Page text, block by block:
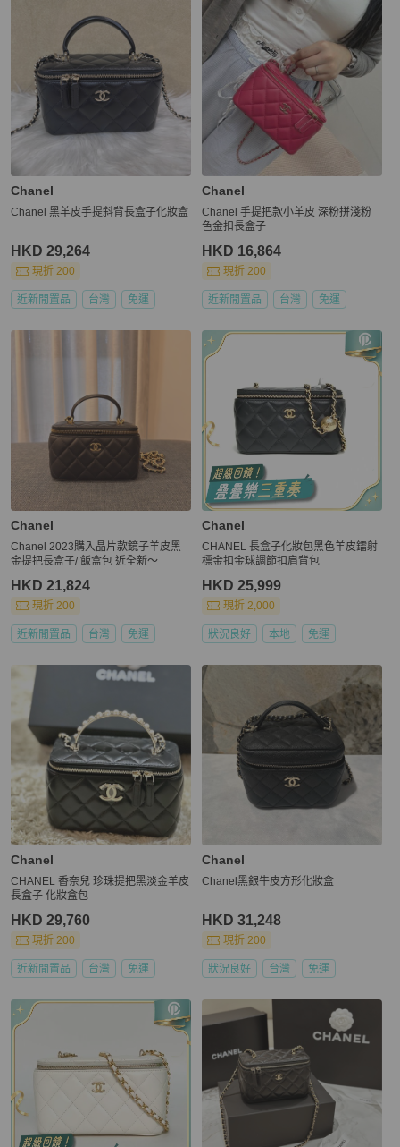
Chanel
Chanel 黑羊皮手提斜背長盒子化妝盒
HKD 29,264
現折 200
近新閒置品 台灣 免運
Chanel
Chanel 手提把款小羊皮 深粉拼淺粉
色金扣長盒子
HKD 16,864
現折 200
近新閒置品 台灣 免運
Chanel
Chanel 2023購入晶片款鏡子羊皮黑
金提把長盒子/ 飯盒包 近全新～
HKD 21,824
現折 200
近新閒置品 台灣 免運
Chanel
CHANEL 長盒子化妝包黑色羊皮鐳射
標金扣金球調節扣肩背包
HKD 25,999
現折 2,000
狀況良好 本地 免運
Chanel
CHANEL 香奈兒 珍珠提把黑淡金羊皮
長盒子 化妝盒包
HKD 29,760
現折 200
近新閒置品 台灣 免運
Chanel
Chanel黑銀牛皮方形化妝盒
HKD 31,248
現折 200
狀況良好 台灣 免運